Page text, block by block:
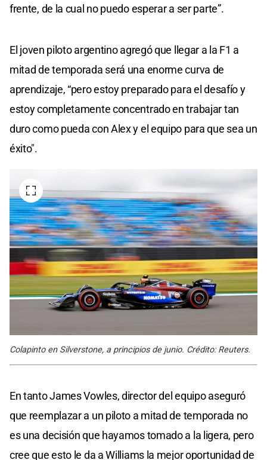
frente, de la cual no puedo esperar a ser parte”.
El joven piloto argentino agregó que llegar a la F1 a
mitad de temporada será una enorme curva de
aprendizaje, “pero estoy preparado para el desafío y
estoy completamente concentrado en trabajar tan
duro como pueda con Alex y el equipo para que sea un
éxito".
Colapinto en Silverstone, a principios de junio. Crédito: Reuters.
En tanto James Vowles, director del equipo aseguró
que reemplazar a un piloto a mitad de temporada no
es una decisión que hayamos tomado a la ligera, pero
cree que esto le da a Williams la mejor oportunidad de